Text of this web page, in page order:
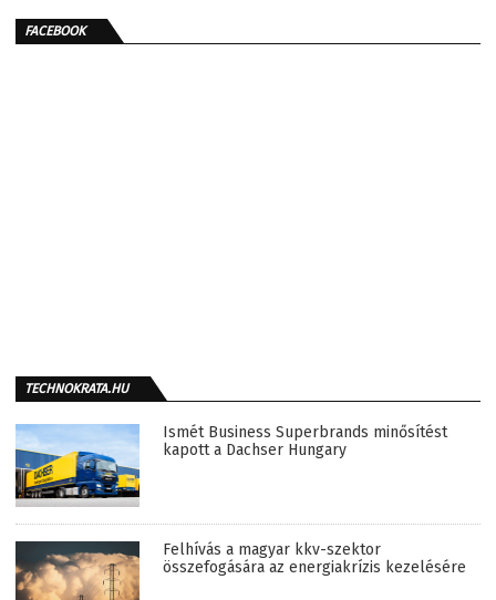
FACEBOOK
TECHNOKRATA.HU
Ismét Business Superbrands minősítést
kapott a Dachser Hungary
Felhívás a magyar kkv-szektor
összefogására az energiakrízis kezelésére